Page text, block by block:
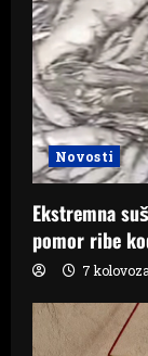
Novosti
Ekstremna
pomor ribe
7